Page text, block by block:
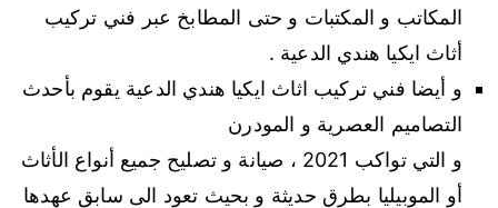
المكاتب و المكتبات و حتى المطابخ عبر فني تركيب
أثاث ايكيا هندي الدعية .
و أيضا فني تركيب اثاث ايكيا هندي الدعية يقوم بأحدث
التصاميم العصرية و المودرن
و التي تواكب 2021 ، صيانة و تصليح جميع أنواع الأثاث
أو الموبيليا بطرق حديثة و بحيث تعود الى سابق عهدها